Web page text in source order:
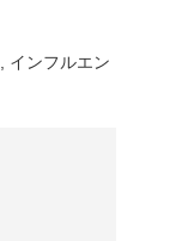
インフルエン